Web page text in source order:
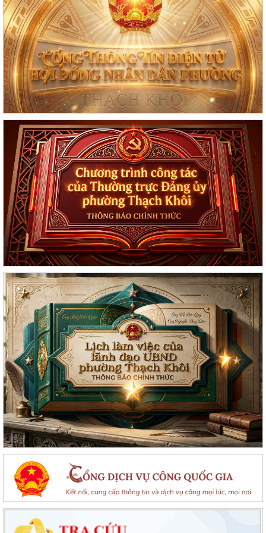
Lan toả đạo lý "Uống nước nhớ nguồn" tại Trung tâm Phục vụ hành
chính công phường Thạch Khôi: Hướng...
Nâng cao kỹ năng sử dụng Internet, mạng xã hội an toàn cho trẻ em,
học sinh trên địa bàn thành phố
Hội nghị Ban Thường vụ Đảng ủy phường lần thứ 35